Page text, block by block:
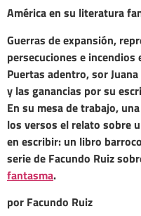
América en su literatura
Guerras de expansión,
persecuciones e
Puertas adentro, sor Juana
y las ganancias por su
En su mesa de trabajo,
los versos el relato sobre
en escribir: un libro
serie de Facundo Ruiz
fantasma.
por Facundo Ruiz